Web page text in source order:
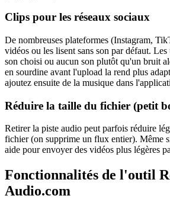
Clips pour les réseaux sociaux
De nombreuses plateformes (Instagram,
vidéos ou les lisent sans son par défaut.
son choisi ou aucun son plutôt qu'un bruit
en sourdine avant l'upload la rend plus
ajoutez ensuite de la musique dans
Réduire la taille du fichier (petit
Retirer la piste audio peut parfois réduire
fichier (on supprime un flux entier). Même
aide pour envoyer des vidéos plus légères
Fonctionnalités de l'outil
Audio.com